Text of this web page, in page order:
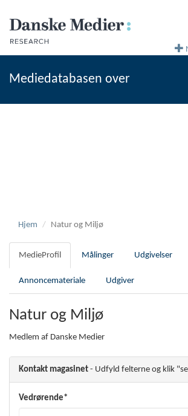
Mediedatabasen over
Hjem Natur og Miljø
MedieProfil Målinger Udgivelser
Annoncemateriale Udgiver
Natur og Miljø
Medlem af Danske Medier
Kontakt magasinet - Udfyld felterne og klik
Vedrørende*